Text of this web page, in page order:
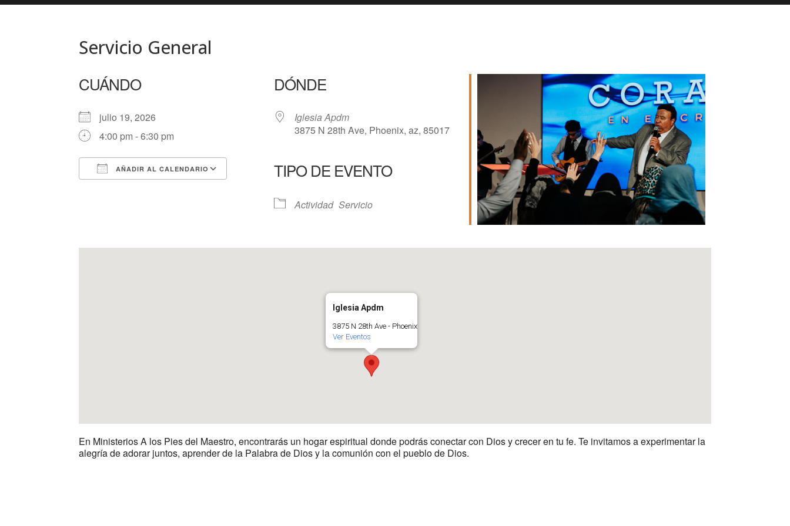
Servicio General
CUÁNDO
julio 19, 2026
4:00 pm - 6:30 pm
AÑADIR AL CALENDARIO
Office 365 Outlook Live
DÓNDE
Iglesia Apdm
3875 N 28th Ave, Phoenix, az, 85017
TIPO DE EVENTO
Actividad Servicio
Iglesia Apdm
3875 N 28th Ave - Phoenix
Ver Eventos
En Ministerios A los Pies del Maestro, encontrarás un hogar espiritual donde podrás conectar con Dios y crecer en tu fe. Te invitamos a experimentar la
alegría de adorar juntos, aprender de la Palabra de Dios y la comunión con el pueblo de Dios.